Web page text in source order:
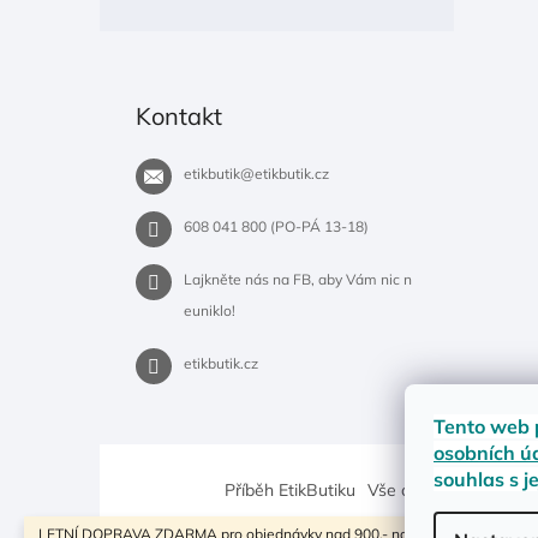
Tento web
osobních
souhlas s
LETNÍ DOPRAVA ZDARMA pro objednávky nad 900,- na pobočky Zásilkovny.
Kontakt
etikbutik@etikbutik.cz
608 041 800 (PO-PÁ 13-18)
Lajkněte nás na FB, aby Vám nic n
euniklo!
etikbutik.cz
Příběh EtikButiku Vše o nákupu